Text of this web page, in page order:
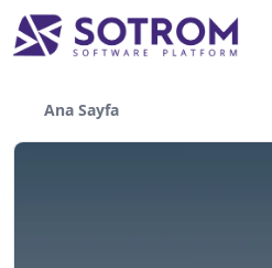
Ana Sayfa